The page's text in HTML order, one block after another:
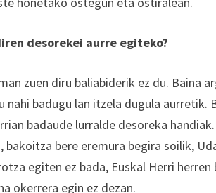
desorekei aurre egiteko?
zuen diru baliabiderik ez du. Baina
badugu lan itzela dugula aurretik.
badaude lurralde desoreka
bere eremura begira soilik,
egiten ez bada, Euskal Herri
okerrera egin ez dezan.